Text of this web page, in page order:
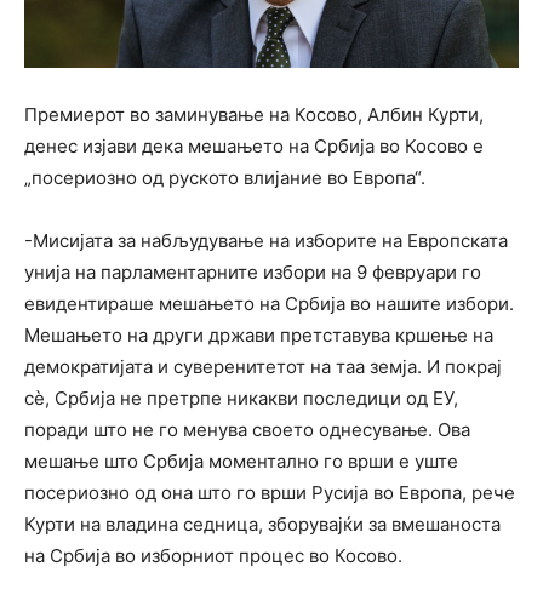
Премиерот во заминување на Косово, Албин Курти,
денес изјави дека мешањето на Србија во Косово е
„посериозно од руското влијание во Европа“.
-Мисијата за набљудување на изборите на Европската
унија на парламентарните избори на 9 февруари го
евидентираше мешањето на Србија во нашите избори.
Мешањето на други држави претставува кршење на
демократијата и суверенитетот на таа земја. И покрај
сè, Србија не претрпе никакви последици од ЕУ,
поради што не го менува своето однесување. Ова
мешање што Србија моментално го врши е уште
посериозно од она што го врши Русија во Европа, рече
Курти на владина седница, зборувајќи за вмешаноста
на Србија во изборниот процес во Косово.